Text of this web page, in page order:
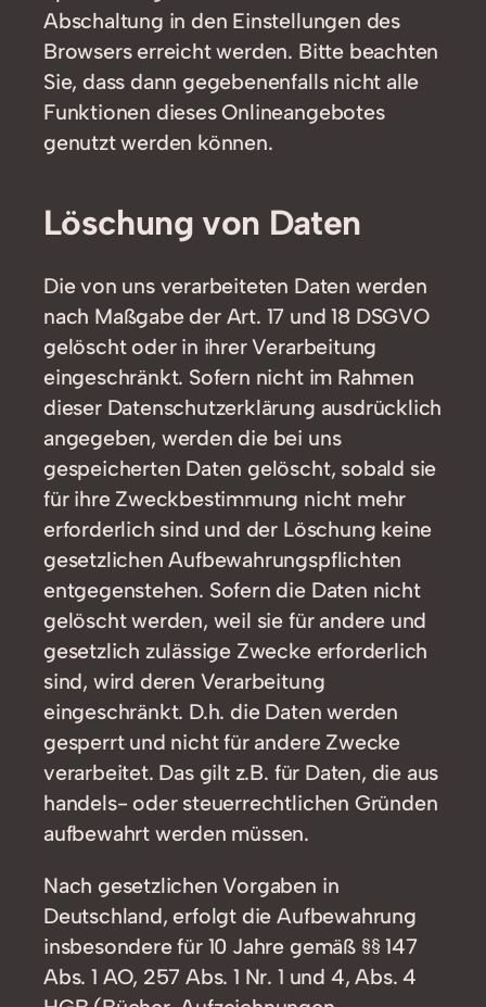
Abschaltung in den Einstellungen des
Browsers erreicht werden. Bitte beachten
Sie, dass dann gegebenenfalls nicht alle
Funktionen dieses Onlineangebotes
genutzt werden können.
Löschung von Daten
Die von uns verarbeiteten Daten werden
nach Maßgabe der Art. 17 und 18 DSGVO
gelöscht oder in ihrer Verarbeitung
eingeschränkt. Sofern nicht im Rahmen
dieser Datenschutzerklärung ausdrücklich
angegeben, werden die bei uns
gespeicherten Daten gelöscht, sobald sie
für ihre Zweckbestimmung nicht mehr
erforderlich sind und der Löschung keine
gesetzlichen Aufbewahrungspflichten
entgegenstehen. Sofern die Daten nicht
gelöscht werden, weil sie für andere und
gesetzlich zulässige Zwecke erforderlich
sind, wird deren Verarbeitung
eingeschränkt. D.h. die Daten werden
gesperrt und nicht für andere Zwecke
verarbeitet. Das gilt z.B. für Daten, die aus
handels- oder steuerrechtlichen Gründen
aufbewahrt werden müssen.
Nach gesetzlichen Vorgaben in
Deutschland, erfolgt die Aufbewahrung
insbesondere für 10 Jahre gemäß §§ 147
Abs. 1 AO, 257 Abs. 1 Nr. 1 und 4, Abs. 4